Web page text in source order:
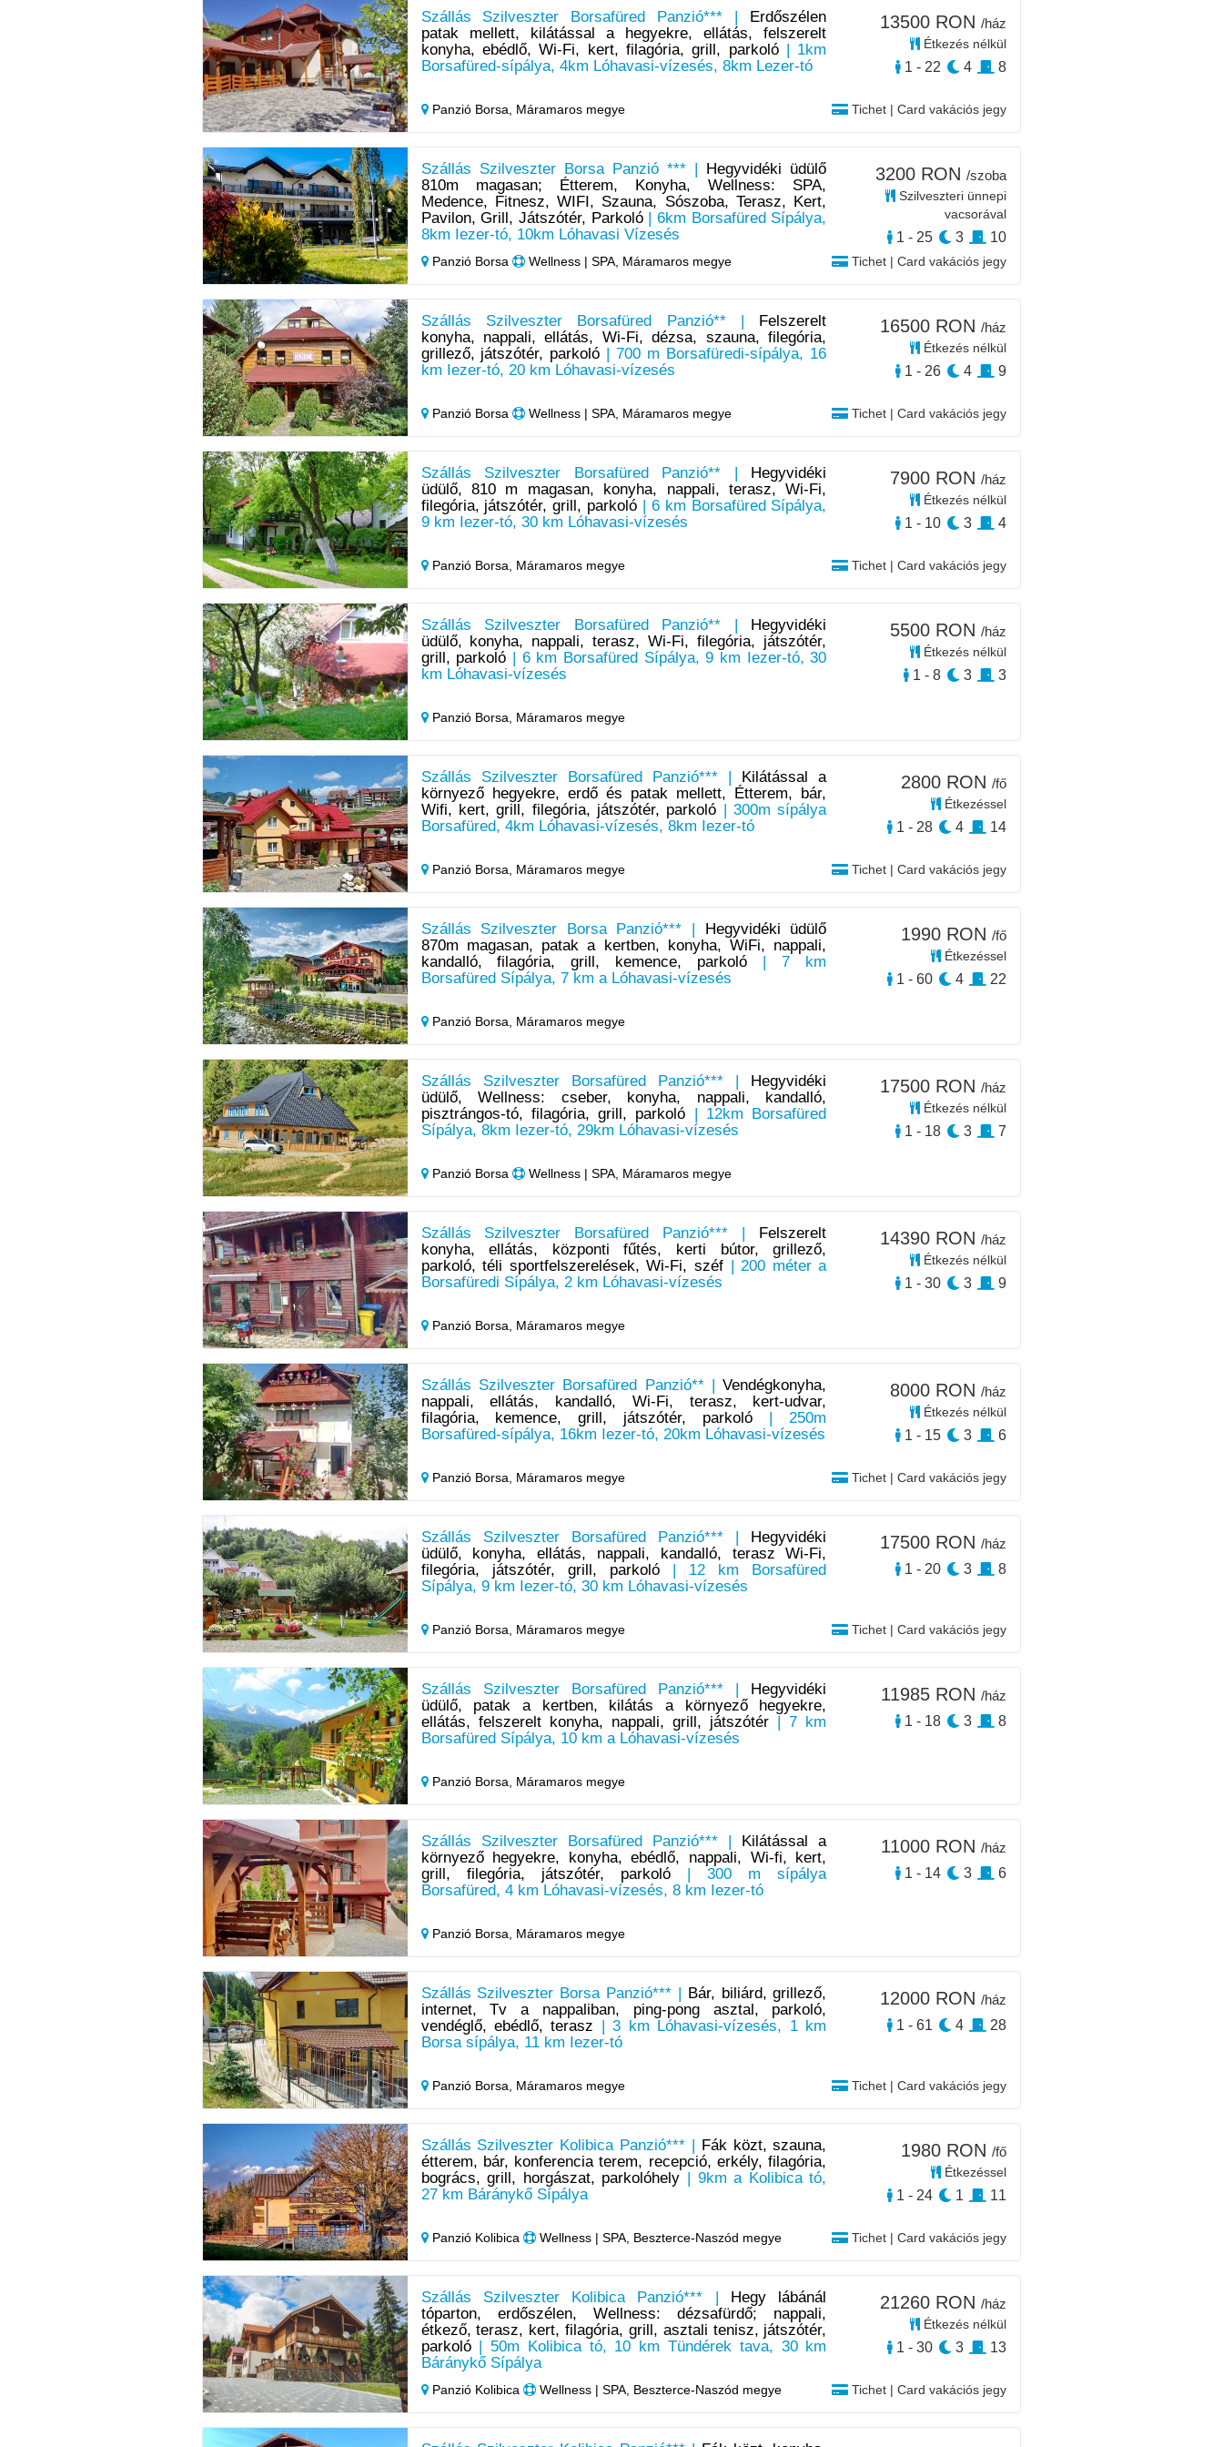
Szállás Szilveszter Borsafüred Panzió*** |
Erdőszélen
patak mellett, kilátással a hegyekre, ellátás, felszerelt
konyha, ebédlő, Wi-Fi, kert, filagória, grill, parkoló| 1km
Borsafüred-sípálya, 4km Lóhavasi-vízesés, 8km Lezer-tó
Panzió Borsa, Máramaros megye Tichet | Card vakációs jegy
13500 RON /ház
Étkezés nélkül
1 - 22 4 8
Szállás Szilveszter Borsa Panzió *** |
Hegyvidéki üdülő
810m magasan; Étterem, Konyha, Wellness: SPA,
Medence, Fitnesz, WIFI, Szauna, Sószoba, Terasz, Kert,
Pavilon, Grill, Játszótér, Parkoló| 6km Borsafüred Sípálya,
8km Iezer-tó, 10km Lóhavasi Vízesés
Panzió Borsa Wellness | SPA, Máramaros megye Tichet | Card vakációs jegy
3200 RON /szoba
Szilveszteri ünnepi
vacsorával
1 - 25 3 10
Szállás Szilveszter Borsafüred Panzió** |
Felszerelt
konyha, nappali, ellátás, Wi-Fi, dézsa, szauna, filegória,
grillező, játszótér, parkoló | 700 m Borsafüredi-sípálya, 16
km Iezer-tó, 20 km Lóhavasi-vízesés
Panzió Borsa Wellness | SPA, Máramaros megye Tichet | Card vakációs jegy
16500 RON /ház
Étkezés nélkül
1 - 26 4 9
Szállás Szilveszter Borsafüred Panzió** |
Hegyvidéki
üdülő, 810 m magasan, konyha, nappali, terasz, Wi-Fi,
filegória, játszótér, grill, parkoló | 6 km Borsafüred Sípálya,
9 km Iezer-tó, 30 km Lóhavasi-vízesés
Panzió Borsa, Máramaros megye Tichet | Card vakációs jegy
7900 RON /ház
Étkezés nélkül
1 - 10 3 4
Szállás Szilveszter Borsafüred Panzió** |
Hegyvidéki
üdülő, konyha, nappali, terasz, Wi-Fi, filegória, játszótér,
grill, parkoló | 6 km Borsafüred Sípálya, 9 km Iezer-tó, 30
km Lóhavasi-vízesés
Panzió Borsa, Máramaros megye
5500 RON /ház
Étkezés nélkül
1 - 8 3 3
Szállás Szilveszter Borsafüred Panzió*** |
Kilátással a
környező hegyekre, erdő és patak mellett, Étterem, bár,
Wifi, kert, grill, filegória, játszótér, parkoló | 300m sípálya
Borsafüred, 4km Lóhavasi-vízesés, 8km Iezer-tó
Panzió Borsa, Máramaros megye Tichet | Card vakációs jegy
2800 RON /fő
Étkezéssel
1 - 28 4 14
Szállás Szilveszter Borsa Panzió*** |
Hegyvidéki üdülő
870m magasan, patak a kertben, konyha, WiFi, nappali,
kandalló, filagória, grill, kemence, parkoló | 7 km
Borsafüred Sípálya, 7 km a Lóhavasi-vízesés
Panzió Borsa, Máramaros megye
1990 RON /fő
Étkezéssel
1 - 60 4 22
Szállás Szilveszter Borsafüred Panzió*** |
Hegyvidéki
üdülő, Wellness: cseber, konyha, nappali, kandalló,
pisztrángos-tó, filagória, grill, parkoló | 12km Borsafüred
Sípálya, 8km Iezer-tó, 29km Lóhavasi-vízesés
Panzió Borsa Wellness | SPA, Máramaros megye
17500 RON /ház
Étkezés nélkül
1 - 18 3 7
Szállás Szilveszter Borsafüred Panzió*** |
Felszerelt
konyha, ellátás, központi fűtés, kerti bútor, grillező,
parkoló, téli sportfelszerelések, Wi-Fi, széf| 200 méter a
Borsafüredi Sípálya, 2 km Lóhavasi-vízesés
Panzió Borsa, Máramaros megye
14390 RON /ház
Étkezés nélkül
1 - 30 3 9
Szállás Szilveszter Borsafüred Panzió** |Vendégkonyha,
nappali, ellátás, kandalló, Wi-Fi, terasz, kert-udvar,
filagória, kemence, grill, játszótér, parkoló | 250m
Borsafüred-sípálya, 16km Iezer-tó, 20km Lóhavasi-vízesés
Panzió Borsa, Máramaros megye Tichet | Card vakációs jegy
8000 RON /ház
Étkezés nélkül
1 - 15 3 6
Szállás Szilveszter Borsafüred Panzió*** |
Hegyvidéki
üdülő, konyha, ellátás, nappali, kandalló, terasz Wi-Fi,
filegória, játszótér, grill, parkoló| 12 km Borsafüred
Sípálya, 9 km Iezer-tó, 30 km Lóhavasi-vízesés
Panzió Borsa, Máramaros megye Tichet | Card vakációs jegy
17500 RON /ház
1 - 20
3 8
Szállás Szilveszter Borsafüred Panzió*** |
Hegyvidéki
üdülő, patak a kertben, kilátás a környező hegyekre,
ellátás, felszerelt konyha, nappali, grill, játszótér | 7 km
Borsafüred Sípálya, 10 km a Lóhavasi-vízesés
Panzió Borsa, Máramaros megye
11985 RON /ház
1 - 18
3 8
Szállás Szilveszter Borsafüred Panzió*** |
Kilátással a
környező hegyekre, konyha, ebédlő, nappali, Wi-fi, kert,
grill, filegória, játszótér, parkoló| 300 m sípálya
Borsafüred, 4 km Lóhavasi-vízesés, 8 km Iezer-tó
Panzió Borsa, Máramaros megye
11000 RON /ház
1 - 14
3 6
Szállás Szilveszter Borsa Panzió*** |
Bár, biliárd, grillező,
internet, Tv a nappaliban, ping-pong asztal, parkoló,
vendéglő, ebédlő, terasz | 3 km Lóhavasi-vízesés, 1 km
Borsa sípálya, 11 km Iezer-tó
Panzió Borsa, Máramaros megye Tichet | Card vakációs jegy
12000 RON /ház
1 - 61
4 28
Szállás Szilveszter Kolibica Panzió*** |
Fák közt, szauna,
étterem, bár, konferencia terem, recepció, erkély, filagória,
bogrács, grill, horgászat, parkolóhely | 9km a Kolibica tó,
27 km Báránykő Sípálya
Panzió Kolibica Wellness | SPA, Beszterce-Naszód megye Tichet | Card vakációs jegy
1980 RON /fő
Étkezéssel
1 - 24 1 11
Szállás Szilveszter Kolibica Panzió*** |
Hegy lábánál
tóparton, erdőszélen, Wellness: dézsafürdő; nappali,
étkező, terasz, kert, filagória, grill, asztali tenisz, játszótér,
parkoló| 50m Kolibica tó, 10 km Tündérek tava, 30 km
Báránykő Sípálya
Panzió Kolibica Wellness | SPA, Beszterce-Naszód megye Tichet | Card vakációs jegy
21260 RON /ház
Étkezés nélkül
1 - 30 3 13